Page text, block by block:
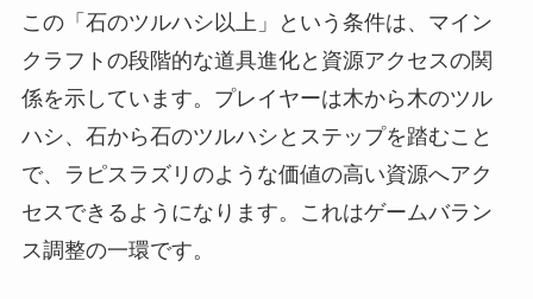
この「石のツルハシ以上」という条件は、マイン
クラフトの段階的な道具進化と資源アクセスの関
係を示しています。プレイヤーは木から木のツル
ハシ、石から石のツルハシとステップを踏むこと
で、ラピスラズリのような価値の高い資源へアク
セスできるようになります。これはゲームバラン
ス調整の一環です。